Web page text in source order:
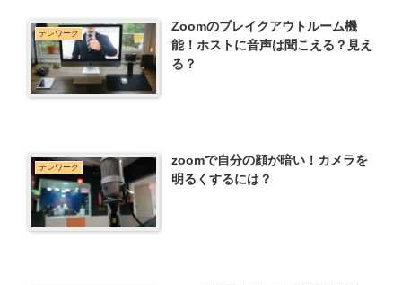
テレワーク
Zoomのブレイクアウトルーム機
能！ホストに音声は聞こえる？見え
る？
テレワーク
zoomで自分の顔が暗い！カメラを
明るくするには？